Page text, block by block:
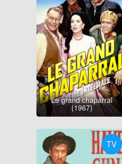
Le grand chaparral
(1967)
TV